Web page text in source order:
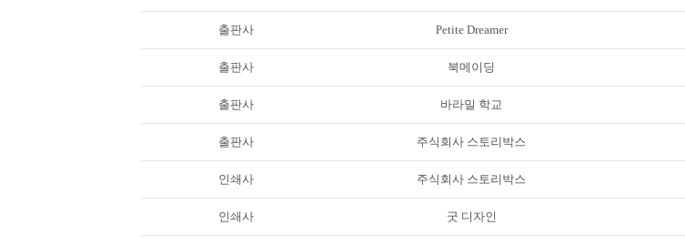
출판사 Petite Dreamer
출판사 북메이딩
출판사 바라밀 학교
출판사 주식회사 스토리박스
인쇄사 주식회사 스토리박스
인쇄사 굿 디자인